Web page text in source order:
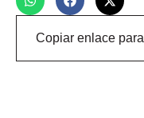
Copiar enlace